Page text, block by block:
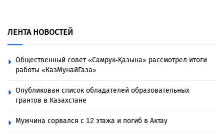
ЛЕНТА НОВОСТЕЙ
Общественный совет «Самрук-Қазына» рассмотрел итоги
работы «КазМунайГаза»
Опубликован список обладателей образовательных
грантов в Казахстане
Мужчина сорвался с 12 этажа и погиб в Актау